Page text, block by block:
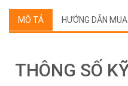
MÔ TẢ HƯỚNG DẪN
THÔNG SỐ